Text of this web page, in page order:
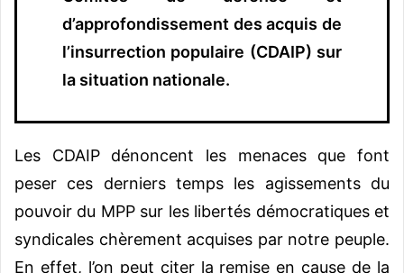
d’approfondissement des acquis de
l’insurrection populaire (CDAIP) sur
la situation nationale.
Les CDAIP dénoncent les menaces que font
peser ces derniers temps les agissements du
pouvoir du MPP sur les libertés démocratiques et
syndicales chèrement acquises par notre peuple.
En effet, l’on peut citer la remise en cause de la